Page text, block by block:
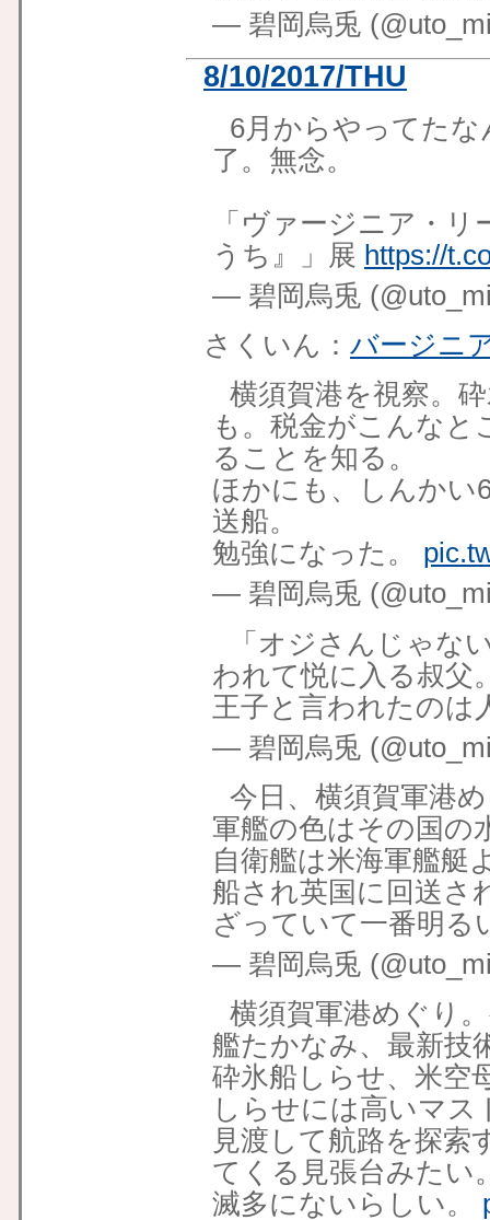
— 碧岡烏兎
8/10/2017/THU
6月からやってた
了。無念。
「ヴァージニア・
うち』」展 https://
— 碧岡烏兎
さくいん： バージニ
横須賀港を視察。
も。税金がこんな
ることを知る。
ほかにも、しんかい
送船。
勉強になった。
— 碧岡烏兎
「オジさんじゃな
われて悦に入る叔父
王子と言われたのは
— 碧岡烏兎
今日、横須賀軍港
軍艦の色はその国の
自衛艦は米海軍艦艇
船され英国に回送さ
ざっていて一番明る
— 碧岡烏兎
横須賀軍港めぐり
艦たかなみ、最新技
砕氷船しらせ、米空
しらせには高いマス
見渡して航路を探索
てくる見張台みたい
滅多にないらしい。